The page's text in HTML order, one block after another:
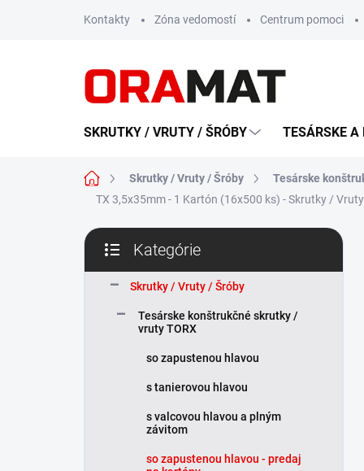
Kontakty Zóna vedomostí Centrum pomoci
SKRUTKY / VRUTY / ŠRÓBY TESÁRSKE A
DomovSkrutky / Vruty / Šróby Tesárske
TX 3,5x35mm - 1 Kartón (16x500 ks) - Skrutky /
B
č
kategórie
Kategórie
Skrutky / Vruty / Šróby
Tesárske konštrukčné skrutky /
vruty TORX
so zapustenou hlavou
s tanierovou hlavou
s valcovou hlavou a plným
závitom
so zapustenou hlavou - predaj